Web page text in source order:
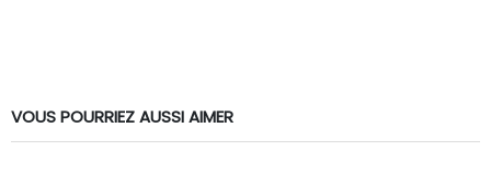
VOUS POURRIEZ AUSSI AIMER